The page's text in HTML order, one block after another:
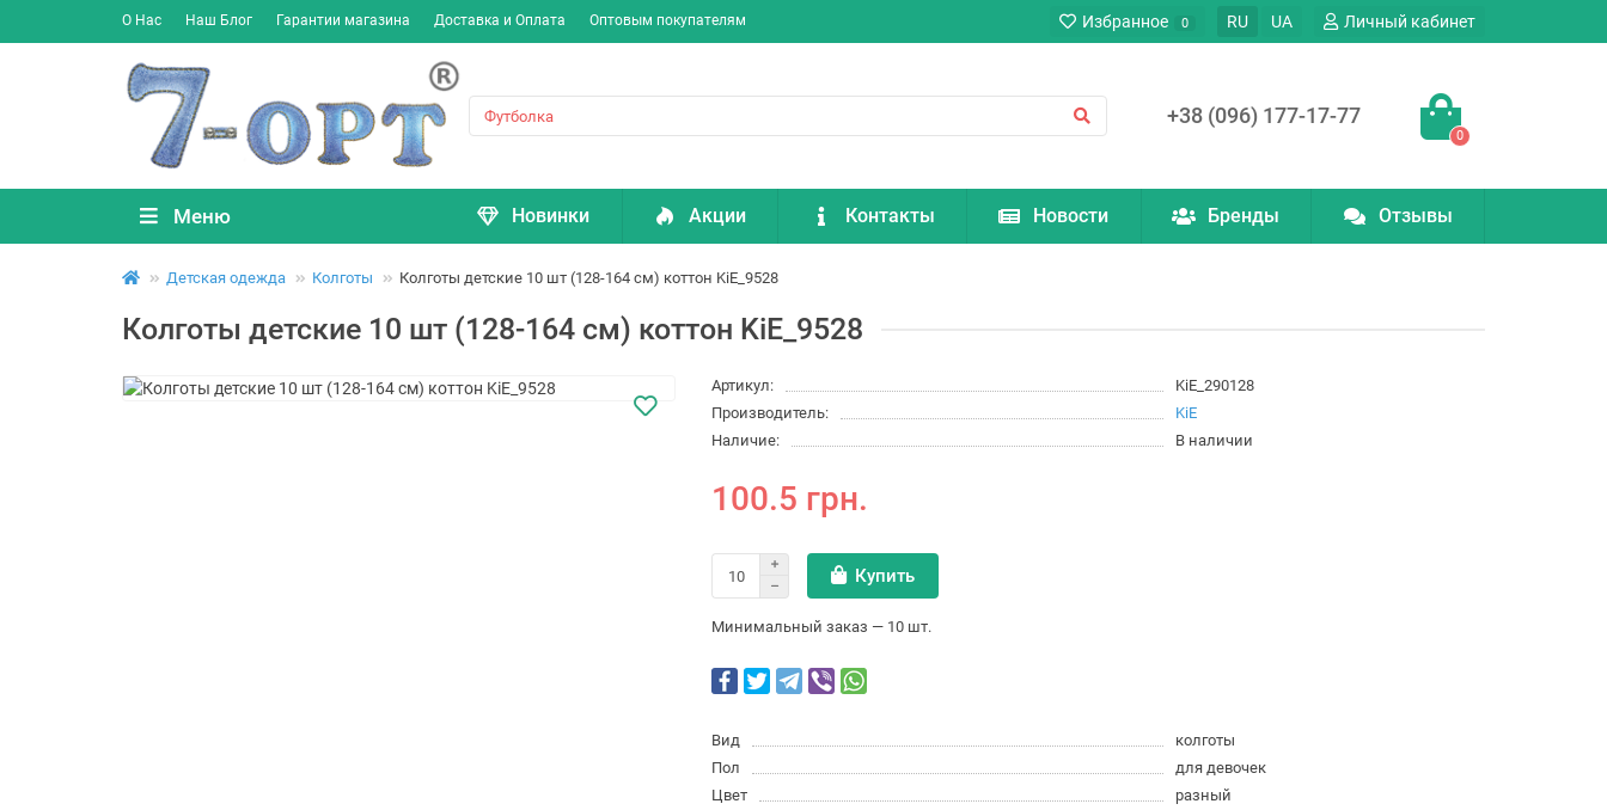
О Нас Наш Блог Гарантии магазина Доставка и Оплата Оптовым покупателям Избранное 0 RU UA Личный кабинет
+38 (096) 177-17-77
0
Меню Новинки Акции Контакты Новости Бренды Отзывы
Детская одежда Колготы Колготы детские 10 шт (128-164 см) коттон KiE_9528
Колготы детские 10 шт (128-164 см) коттон KiE_9528
Артикул:
KiE_290128
Производитель:
KiE
Наличие:
В наличии
100.5 грн.
Купить
Минимальный заказ — 10 шт.
Вид
колготы
Пол
для девочек
Цвет
разный